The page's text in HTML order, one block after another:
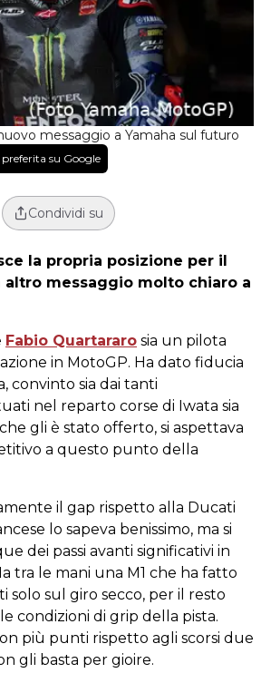
messaggio a Yamaha sul futuro
su Google
Condividi su
la propria posizione per il
messaggio molto chiaro a
Fabio Quartararo sia un pilota
in MotoGP. Ha dato fiducia
convinto sia dai tanti
nel reparto corse di Iwata sia
gli è stato offerto, si aspettava
a questo punto della
il gap rispetto alla Ducati
lo sapeva benissimo, ma si
dei passi avanti significativi in
tra le mani una M1 che ha fatto
solo sul giro secco, per il resto
condizioni di grip della pista.
più punti rispetto agli scorsi due
gli basta per gioire.